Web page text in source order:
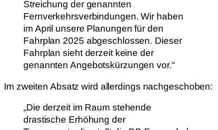
Streichung der genannten
Fernverkehrsverbindungen. Wir haben
im April unsere Planungen für den
Fahrplan 2025 abgeschlossen. Dieser
Fahrplan sieht derzeit keine der
genannten Angebotskürzungen vor.“
Im zweiten Absatz wird allerdings nachgeschoben:
„Die derzeit im Raum stehende
drastische Erhöhung der